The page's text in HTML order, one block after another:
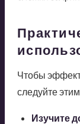
Чтобы
следуйте
Изучите